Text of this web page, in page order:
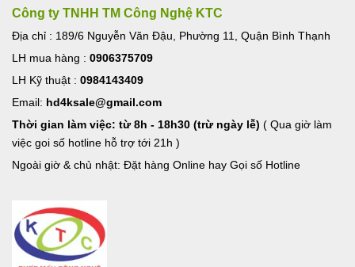
Công ty TNHH TM Công Nghệ KTC
Địa chỉ : 189/6 Nguyễn Văn Đậu, Phường 11, Quận Bình Thạnh
LH mua hàng : 0906375709
LH Kỹ thuật : 0984143409
Email: hd4ksale@gmail.com
Thời gian làm việc: từ 8h - 18h30 (trừ ngày lễ) ( Qua giờ làm
việc goi số hotline hỗ trợ tới 21h )
Ngoài giờ & chủ nhật: Đặt hàng Online hay Gọi số Hotline